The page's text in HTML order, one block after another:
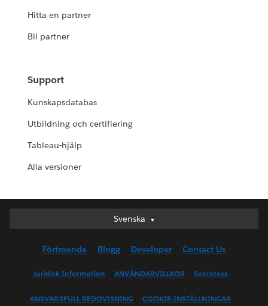
Hitta en partner
Bli partner
Support
Kunskapsdatabas
Utbildning och certifiering
Tableau-hjälp
Alla versioner
Svenska
Svenska
English (UK)
English (US)
Français (Canada)
Förtroende Blogg Developer Contact Us
Juridisk Information ANVÄNDARVILLKOR Sekretess
ANSVARSFULL REDOVISNING COOKIE-INSTÄLLNINGAR